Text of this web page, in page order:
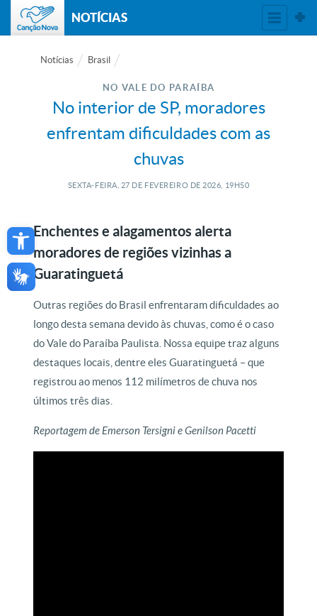
Open toolbar
NOTÍCIAS
Notícias Brasil
NO VALE DO PARAÍBA
No interior de SP, moradores
enfrentam dificuldades com as
chuvas
SEXTA-FEIRA, 27 DE FEVEREIRO DE 2026, 19H50
Enchentes e alagamentos alerta
moradores de regiões vizinhas a
Guaratinguetá
Outras regiões do Brasil enfrentaram dificuldades ao
longo desta semana devido às chuvas, como é o caso
do Vale do Paraíba Paulista. Nossa equipe traz alguns
destaques locais, dentre eles Guaratinguetá – que
registrou ao menos 112 milímetros de chuva nos
últimos três dias.
Reportagem de Emerson Tersigni e Genilson Pacetti